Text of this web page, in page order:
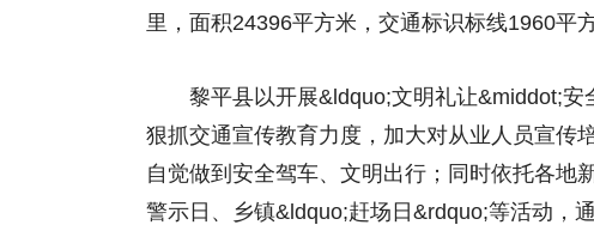
里，面积24396平方米，交通标识标线1960平方
黎平县以开展&ldquo;文明礼让&middot;安
狠抓交通宣传教育力度，加大对从业人员宣传
自觉做到安全驾车、文明出行；同时依托各地
警示日、乡镇&ldquo;赶场日&rdquo;等活动，